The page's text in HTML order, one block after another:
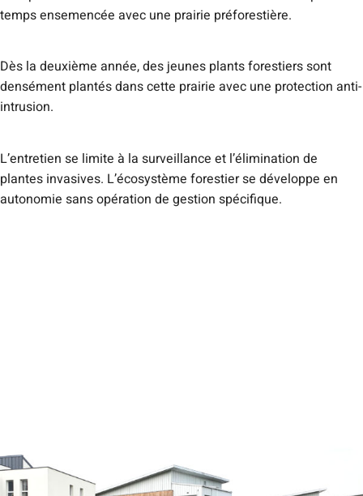
temps ensemencée avec une prairie préforestière.
Dès la deuxième année, des jeunes plants forestiers sont
densément plantés dans cette prairie avec une protection anti-
intrusion.
L’entretien se limite à la surveillance et l’élimination de
plantes invasives. L’écosystème forestier se développe en
autonomie sans opération de gestion spécifique.